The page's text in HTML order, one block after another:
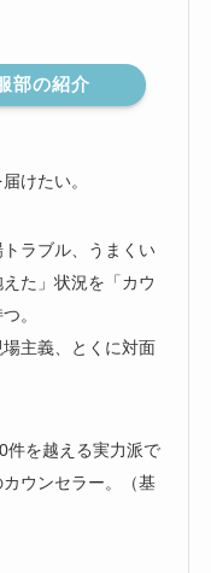
部の紹介
けたい。
トラブル、うまくい
た」状況を「カウ
。
主義、とくに対面
件を越える実力派で
ウンセラー。（基